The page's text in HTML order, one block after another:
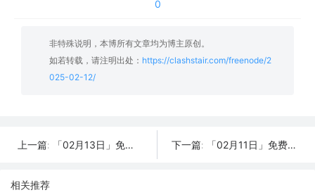
0
非特殊说明，本博所有文章均为博主原创。
如若转载，请注明出处： https://clashstair.com/freenode/2
025-02-12/
上一篇: 「02月13日」免费节点数量25个，SSR/V2ray/Shadowrocket/Clash订阅链接 下一篇: 「02月11日」免费节点数量21个，SSR/V2ray/Shadowrocket/Clash订阅链接
相关推荐